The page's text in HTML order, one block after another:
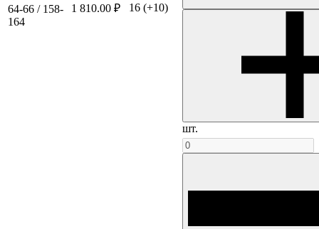
64-66 / 158-
164
1 810.00 ₽ 16 (+10)
шт.